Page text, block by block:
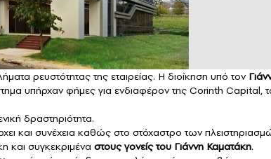
ρευστότητας της εταιρείας. Η διοίκηση υπό τον
υπήρχαν φήμες για ενδιαφέρον της Corinth Capital,
δραστηριότητα.
και συνέχεια καθώς στο στόχαστρο των
και συγκεκριμένα στους γονείς του Γιάννη Καματάκη.